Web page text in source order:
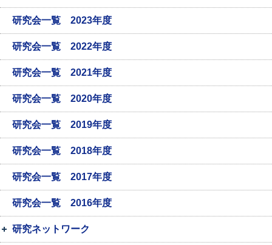
研究会一覧 2023年度
研究会一覧 2022年度
研究会一覧 2021年度
研究会一覧 2020年度
研究会一覧 2019年度
研究会一覧 2018年度
研究会一覧 2017年度
研究会一覧 2016年度
研究ネットワーク